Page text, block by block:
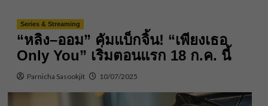
Series & Streaming
“หลิง–ออม” คัมแบ็กจิ้น! “เพียงเธอ
Only You” เริ่มตอนแรก 18 ก.ค. นี้
Parnicha Sasookjit 10/07/2025